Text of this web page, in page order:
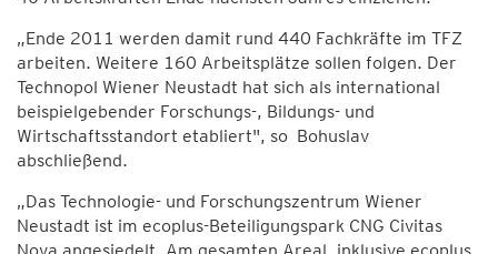
„Ende 2011 werden damit rund 440 Fachkräfte im TFZ
arbeiten. Weitere 160 Arbeitsplätze sollen folgen. Der
Technopol Wiener Neustadt hat sich als international
beispielgebender Forschungs-, Bildungs- und
Wirtschaftsstandort etabliert", so Bohuslav
abschließend.
„Das Technologie- und Forschungszentrum Wiener
Neustadt ist im ecoplus-Beteiligungspark CNG Civitas